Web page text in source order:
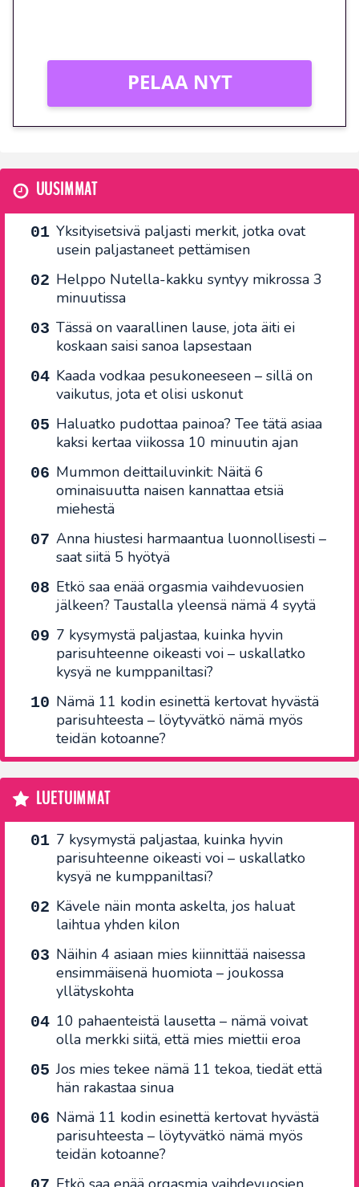
PELAA NYT
UUSIMMAT
Yksityisetsivä paljasti merkit, jotka ovat
usein paljastaneet pettämisen
Helppo Nutella-kakku syntyy mikrossa 3
minuutissa
Tässä on vaarallinen lause, jota äiti ei
koskaan saisi sanoa lapsestaan
Kaada vodkaa pesukoneeseen – sillä on
vaikutus, jota et olisi uskonut
Haluatko pudottaa painoa? Tee tätä asiaa
kaksi kertaa viikossa 10 minuutin ajan
Mummon deittailuvinkit: Näitä 6
ominaisuutta naisen kannattaa etsiä
miehestä
Anna hiustesi harmaantua luonnollisesti –
saat siitä 5 hyötyä
Etkö saa enää orgasmia vaihdevuosien
jälkeen? Taustalla yleensä nämä 4 syytä
7 kysymystä paljastaa, kuinka hyvin
parisuhteenne oikeasti voi – uskallatko
kysyä ne kumppaniltasi?
Nämä 11 kodin esinettä kertovat hyvästä
parisuhteesta – löytyvätkö nämä myös
teidän kotoanne?
LUETUIMMAT
7 kysymystä paljastaa, kuinka hyvin
parisuhteenne oikeasti voi – uskallatko
kysyä ne kumppaniltasi?
Kävele näin monta askelta, jos haluat
laihtua yhden kilon
Näihin 4 asiaan mies kiinnittää naisessa
ensimmäisenä huomiota – joukossa
yllätyskohta
10 pahaenteistä lausetta – nämä voivat
olla merkki siitä, että mies miettii eroa
Jos mies tekee nämä 11 tekoa, tiedät että
hän rakastaa sinua
Nämä 11 kodin esinettä kertovat hyvästä
parisuhteesta – löytyvätkö nämä myös
teidän kotoanne?